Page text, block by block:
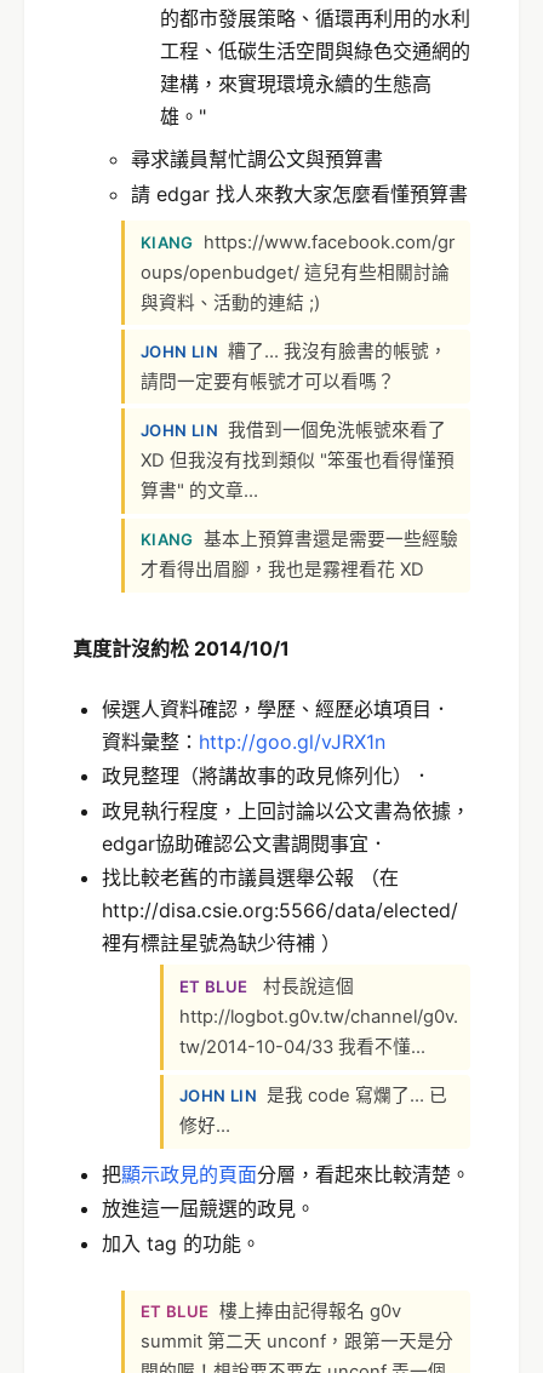
的都市發展策略、循環再利用的水利
工程、低碳生活空間與綠色交通網的
建構，來實現環境永續的生態高
雄。"
尋求議員幫忙調公文與預算書
請 edgar 找人來教大家怎麼看懂預算書
KIANG
https://www.facebook.com/gr
oups/openbudget/ 這兒有些相關討論
與資料、活動的連結 ;)
JOHN LIN 糟了… 我沒有臉書的帳號，
請問一定要有帳號才可以看嗎？
JOHN LIN 我借到一個免洗帳號來看了
XD 但我沒有找到類似 "笨蛋也看得懂預
算書" 的文章…
KIANG 基本上預算書還是需要一些經驗
才看得出眉腳，我也是霧裡看花 XD
真度計沒約松 2014/10/1
候選人資料確認，學歷、經歷必填項目．
資料彙整： http://goo.gl/vJRX1n
政見整理（將講故事的政見條列化）．
政見執行程度，上回討論以公文書為依據，
edgar協助確認公文書調閱事宜．
找比較老舊的市議員選舉公報 （在
http://disa.csie.org:5566/data/elected/
裡有標註星號為缺少待補 ）
ET BLUE
村長說這個
http://logbot.g0v.tw/channel/g0v.
tw/2014-10-04/33 我看不懂...
JOHN LIN 是我 code 寫爛了… 已
修好…
把顯示政見的頁面分層，看起來比較清楚。
放進這一屆競選的政見。
加入 tag 的功能。
ET BLUE 樓上捧由記得報名 g0v
summit 第二天 unconf，跟第一天是分